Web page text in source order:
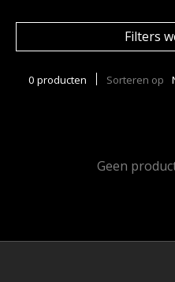
Filters
0 producten Sorteren op
Geen